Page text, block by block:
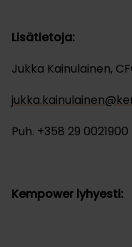
Lisätietoja:
Jukka Kainulainen,
Puh. +358 29 0021900
Kempower lyhyesti: